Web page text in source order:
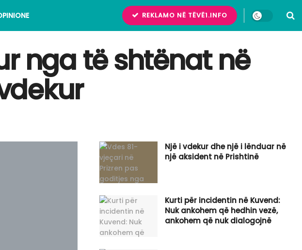
REKLAMO NË TËVË1.INFO
nga të shtënat në
Një i vdekur dhe një i lënduar në
një aksident në Prishtinë
Kurti për incidentin në Kuvend:
Nuk ankohem që hedhin vezë,
ankohem që nuk dialogojnë